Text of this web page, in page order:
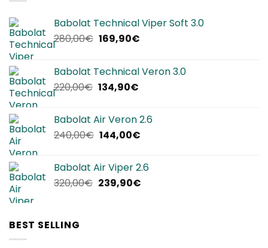
Babolat Technical Viper Soft 3.0
280,00€ Il
era:
280,00€.
169,90€Il
è:
Babolat Technical Veron 3.0
220,00€ Il
era:
220,00€.
134,90€Il
è:
134,90€.
Babolat Air Veron 2.6
240,00€ Il
era:
240,00€.
144,00€Il
è:
144,00€.
Babolat Air Viper 2.6
320,00€ Il
239,90€Il
BEST SELLING